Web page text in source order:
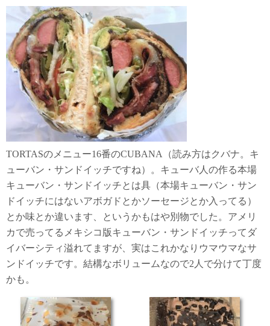
TORTASのメニュー16番のCUBANA（読み方はクバナ。キ
ューバン・サンドイッチですね）。キューバ人の作る本場
キューバン・サンドイッチとは具（本場キューバン・サン
ドイッチにはないアボガドとかソーセージとか入ってる）
とか味とか違います、というかもはや別物でした。アメリ
カで売ってるメキシコ版キューバン・サンドイッチってダ
イバーシティ溢れてますが、実はこれかなりウマウマなサ
ンドイッチです。結構なボリュームなので2人で分けて丁度
かも。